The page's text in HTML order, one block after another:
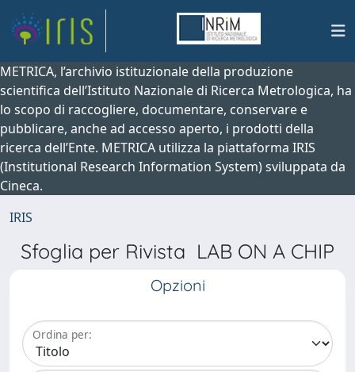
METRICA, l’archivio istituzionale della produzione
scientifica dell’Istituto Nazionale di Ricerca Metrologica, ha
lo scopo di raccogliere, documentare, conservare e
pubblicare, anche ad accesso aperto, i prodotti della
ricerca dell’Ente. METRICA utilizza la piattaforma IRIS
(Institutional Research Information System) sviluppata da
Cineca.
IRIS
Sfoglia per Rivista LAB ON A CHIP
Opzioni
Ordina per: